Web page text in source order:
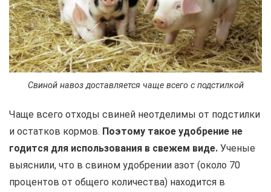
Свиной навоз доставляется чаще всего с подстилкой
Чаще всего отходы свиней неотделимы от подстилки
и остатков кормов. Поэтому такое удобрение не
годится для использования в свежем виде. Ученые
выяснили, что в свином удобрении азот (около 70
процентов от общего количества) находится в